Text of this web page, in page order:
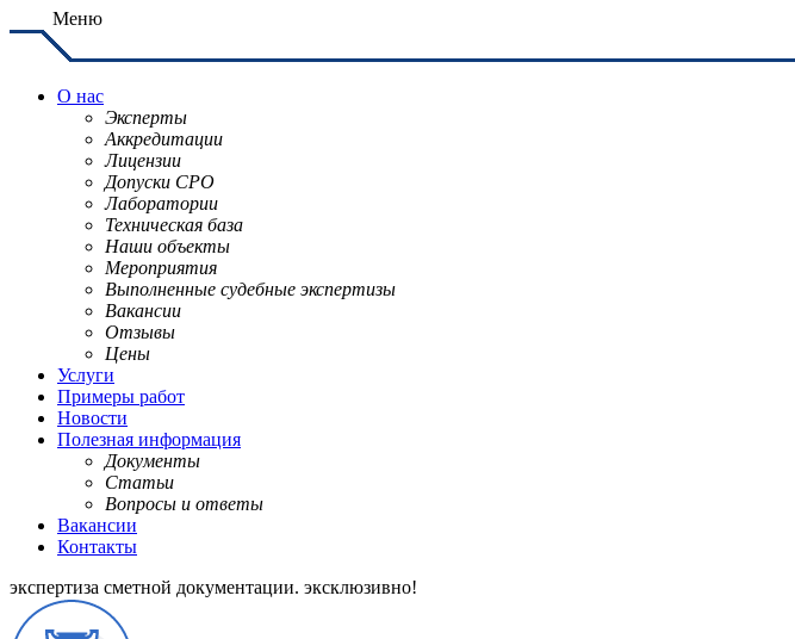
Меню
О нас
Эксперты
Аккредитации
Лицензии
Допуски СРО
Лаборатории
Техническая база
Наши объекты
Мероприятия
Выполненные судебные экспертизы
Вакансии
Отзывы
Цены
Услуги
Примеры работ
Новости
Полезная информация
Документы
Статьи
Вопросы и ответы
Вакансии
Контакты
экспертиза сметной документации. эксклюзивно!